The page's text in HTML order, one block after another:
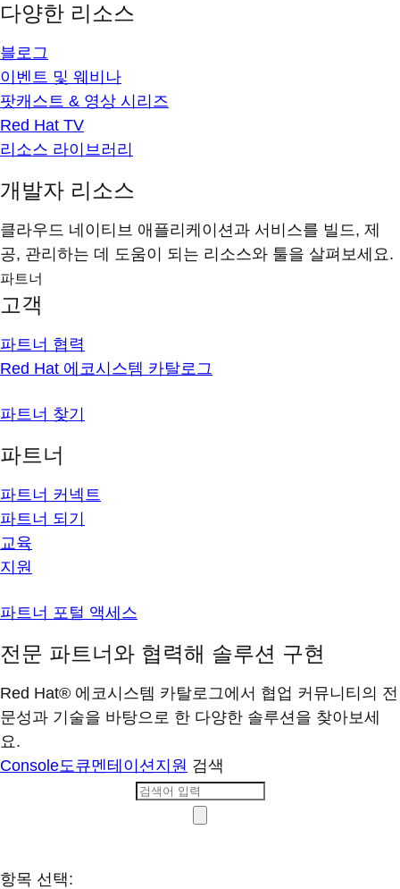
다양한 리소스
블로그
이벤트 및 웨비나
팟캐스트 & 영상 시리즈
Red Hat TV
리소스 라이브러리
개발자 리소스
클라우드 네이티브 애플리케이션과 서비스를 빌드, 제
공, 관리하는 데 도움이 되는 리소스와 툴을 살펴보세요.
파트너
고객
파트너 협력
Red Hat 에코시스템 카탈로그
파트너 찾기
파트너
파트너 커넥트
파트너 되기
교육
지원
파트너 포털 액세스
전문 파트너와 협력해 솔루션 구현
Red Hat® 에코시스템 카탈로그에서 협업 커뮤니티의 전
문성과 기술을 바탕으로 한 다양한 솔루션을 찾아보세
요.
Console도큐멘테이션지원 검색
항목 선택: